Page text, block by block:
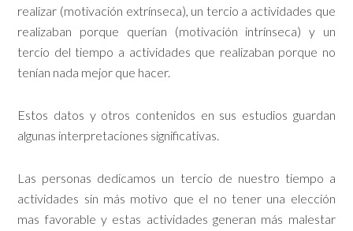
realizar (motivación extrínseca), un tercio a actividades que
realizaban porque querían (motivación intrínseca) y un
tercio del tiempo a actividades que realizaban porque no
tenían nada mejor que hacer.
Estos datos y otros contenidos en sus estudios guardan
algunas interpretaciones significativas.
Las personas dedicamos un tercio de nuestro tiempo a
actividades sin más motivo que el no tener una elección
mas favorable y estas actividades generan más malestar